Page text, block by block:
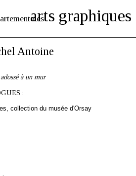
des
arts graphiques
Antoine
à un mur
:
collection du musée d'Orsay